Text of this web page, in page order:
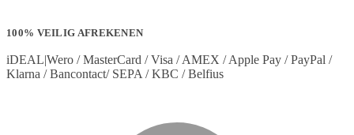
100% VEILIG AFREKENEN
iDEAL|Wero / MasterCard / Visa / AMEX / Apple Pay / PayPal /
Klarna / Bancontact/ SEPA / KBC / Belfius